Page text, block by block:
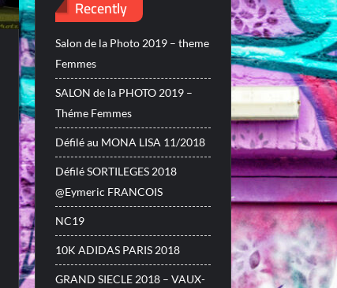
Recently
Salon de la Photo 2019 – theme
Femmes
SALON de la PHOTO 2019 –
Théme Femmes
Défilé au MONA LISA 11/2018
Défilé SORTILEGES 2018
@Eymeric FRANCOIS
NC19
10K ADIDAS PARIS 2018
GRAND SIECLE 2018 – VAUX-